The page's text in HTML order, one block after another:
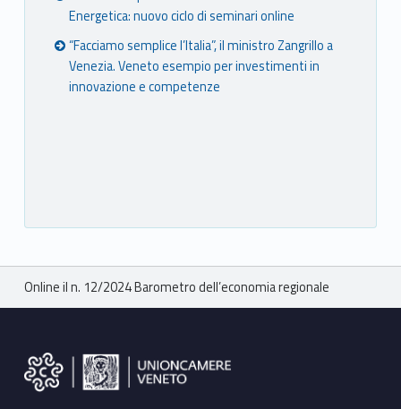
Energetica: nuovo ciclo di seminari online
“Facciamo semplice l’Italia”, il ministro Zangrillo a
Venezia. Veneto esempio per investimenti in
innovazione e competenze
Breadcrumbs navigation
Online il n. 12/2024 Barometro dell’economia regionale